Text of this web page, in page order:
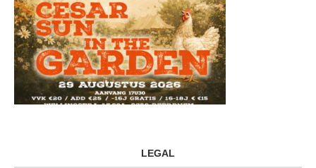
LEGAL